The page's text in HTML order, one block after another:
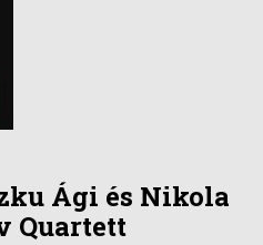
Ági és Nikola
Quartett